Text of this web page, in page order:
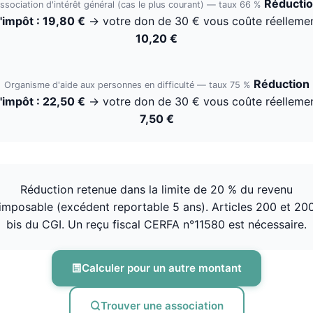
d'intérêt général (cas le plus courant) — taux 66 %
: 19,80 € → votre don de 30 € vous coûte
10,20 €
Organisme d'aide aux personnes en difficulté — taux 75 % Réduction
: 22,50 € → votre don de 30 € vous coûte
7,50 €
Réduction retenue dans la limite de 20 % du revenu
imposable (excédent reportable 5 ans). Articles 200 et
bis du CGI. Un reçu fiscal CERFA n°11580 est nécessaire.
Calculer pour un autre montant
Trouver une association